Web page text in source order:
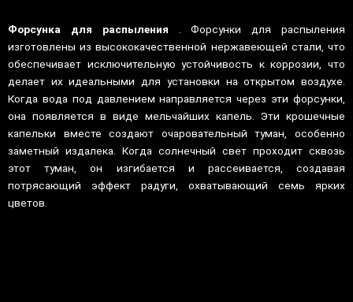
Форсунка для распыления . Форсунки для распыления
изготовлены из высококачественной нержавеющей стали, что
обеспечивает исключительную устойчивость к коррозии, что
делает их идеальными для установки на открытом воздухе.
Когда вода под давлением направляется через эти форсунки,
она появляется в виде мельчайших капель. Эти крошечные
капельки вместе создают очаровательный туман, особенно
заметный издалека. Когда солнечный свет проходит сквозь
этот туман, он изгибается и рассеивается, создавая
потрясающий эффект радуги, охватывающий семь ярких
цветов.